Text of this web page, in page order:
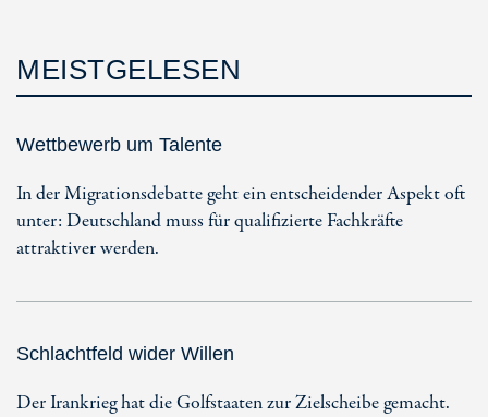
MEISTGELESEN
Wettbewerb um Talente
In der Migrationsdebatte geht ein entscheidender Aspekt oft
unter: Deutschland muss für qualifizierte Fachkräfte
attraktiver werden.
Schlachtfeld wider Willen
Der Irankrieg hat die Golfstaaten zur Zielscheibe gemacht.